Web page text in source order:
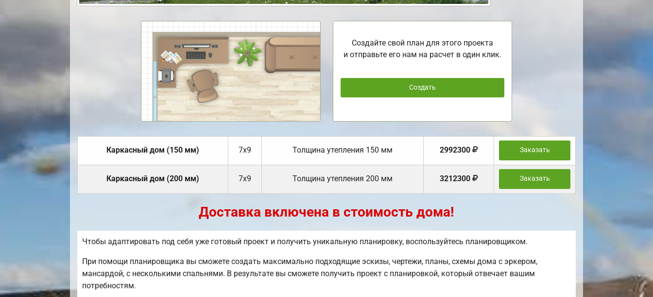
Создайте свой план для этого проекта
и отправьте его нам на расчет в один клик.
Создать
Каркасный дом (150 мм) 7х9 Толщина утепления 150 мм 2992300 Заказать
Каркасный дом (200 мм) 7х9 Толщина утепления 200 мм 3212300 Заказать
Доставка включена в стоимость дома!
Чтобы адаптировать под себя уже готовый проект и получить уникальную планировку, воспользуйтесь планировщиком.
При помощи планировщика вы сможете создать максимально подходящие эскизы, чертежи, планы, схемы дома с эркером,
мансардой, с несколькими спальнями. В результате вы сможете получить проект с планировкой, который отвечает вашим
потребностям.